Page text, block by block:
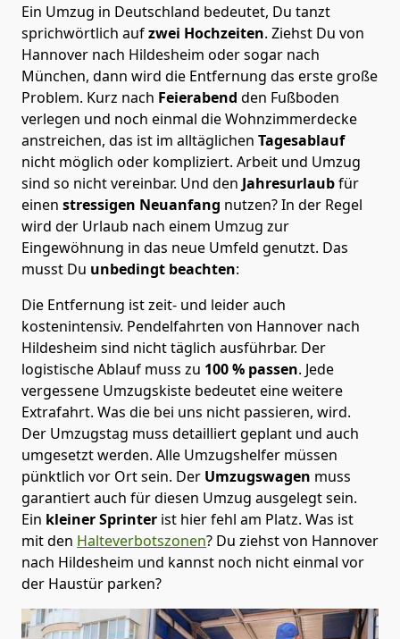
Ein Umzug in Deutschland bedeutet, Du tanzt
sprichwörtlich aufzwei Hochzeiten. Ziehst Du von
Hannover nach Hildesheim oder sogar nach
München, dann wird die Entfernung das erste große
Problem. Kurz nach Feierabend den Fußboden
verlegen und noch einmal die Wohnzimmerdecke
anstreichen, das ist im alltäglichen Tagesablauf
nicht möglich oder kompliziert. Arbeit und Umzug
sind so nicht vereinbar. Und den Jahresurlaubfür
einen stressigen Neuanfang nutzen? In der Regel
wird der Urlaub nach einem Umzug zur
Eingewöhnung in das neue Umfeld genutzt. Das
musst Du unbedingt beachten:
Die Entfernung ist zeit- und leider auch
kostenintensiv. Pendelfahrten von Hannover nach
Hildesheim sind nicht täglich ausführbar. Der
logistische Ablauf muss zu 100 % passen. Jede
vergessene Umzugskiste bedeutet eine weitere
Extrafahrt. Was die bei uns nicht passieren, wird.
Der Umzugstag muss detailliert geplant und auch
umgesetzt werden. Alle Umzugshelfer müssen
pünktlich vor Ort sein. Der Umzugswagen muss
garantiert auch für diesen Umzug ausgelegt sein.
Ein kleiner Sprinter ist hier fehl am Platz. Was ist
mit den Halteverbotszonen? Du ziehst von Hannover
nach Hildesheim und kannst noch nicht einmal vor
der Haustür parken?